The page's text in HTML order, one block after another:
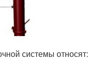
системы относят: